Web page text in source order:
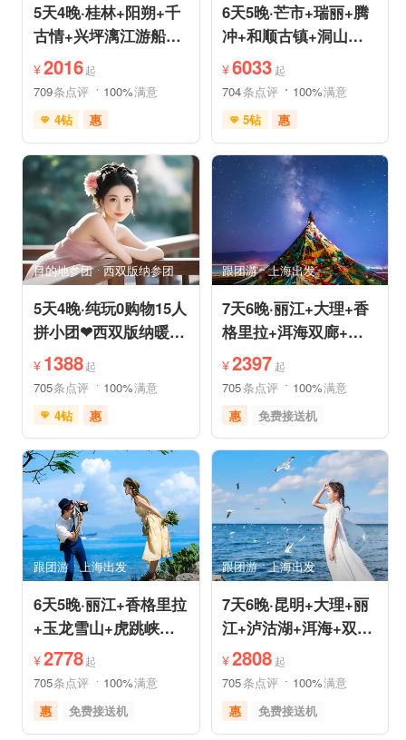
5天4晚·桂林+阳朔+千
古情+兴坪漓江游船
+古东森林瀑布+十里
画廊
¥2016起
709条点评 100%满意
4钻
惠
免费接送机
世界遗产
雪山之旅
森林草原
行车时长短
祈福之旅
赏花之旅
目的地参团 西双版纳参团
5天4晚·纯玩0购物15人
拼小团❤西双版纳暖冬
爆品❤品牌温德姆·亲
子游
¥ 1388起
705条点评 100%满意
4钻
惠
免费接送机
免费WIFI
管家服务
品质游
情侣游
摄影之旅
休闲度假
自然山水
美食享受
乡村趣游
森林公园
美景探索
深度人文
世界遗产
特色民宿
自由活动
跟团游 上海出发
6天5晚·丽江+香格里拉
+玉龙雪山+虎跳峡半
自助游
¥2778起
705条点评 100%满意
惠
免费接送机
休闲游
世界遗产
6天5晚·芒市+瑞丽+腾
冲+和顺古镇+洞山温
泉+中缅姐告国门跟团
游
¥6033 起
704条点评 100%满意
5钻
惠
充足自由时间
免费接送机
休闲游
祈福之旅
赏花之旅
跟团游 上海出发
7天6晚·丽江+大理+香
格里拉+洱海双廊+虎
跳峡跟团游
¥2397 起
705条点评 100%满意
惠
免费接送机
品质游
世界遗产
雪山之旅
美食享受
摄影之旅
跟团游 上海出发
7天6晚·昆明+大理+丽
江+泸沽湖+洱海+双廊
+圣托里尼跟团游
¥2808 起
705条点评 100%满意
惠
免费接送机
品质游
世界遗产